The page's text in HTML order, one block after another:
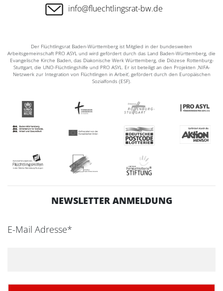
info@fluechtlingsrat-bw.de
Der Flüchtlingsrat Baden-Württemberg ist Mitglied in der bundesweiten
Arbeitsgemeinschaft PRO ASYL und wird gefördert durch das Land Baden-Württemberg, die
Evangelische Kirche Baden, das Diakonische Werk Württemberg, die Diözese Rottenburg-
Stuttgart, die UNO-Flüchtlingshilfe und PRO ASYL. Er ist beteiligt an den Projekten ‚NIFA-
Netzwerk zur Integration von Flüchtlingen in Arbeit‘, gefördert durch den Europäischen
Sozialfonds (ESF).
NEWSLETTER ANMELDUNG
E-Mail Adresse*